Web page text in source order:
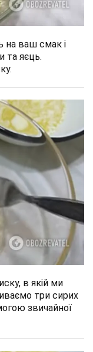
на ваш смак і
та яєць.
в якій ми
три сирих
звичайної